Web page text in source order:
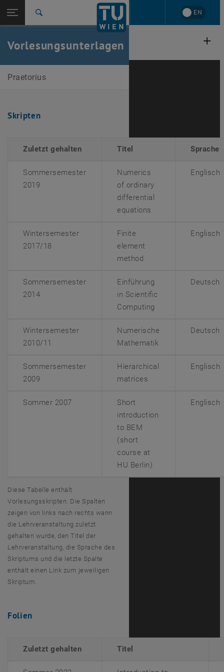
TU Login EN
Quicklinks
Quicklinks-Menü umschalten
Studium
Karriere
Zur 1. Menü Ebene
Dirk Praetorius
Vorlesungsunterlagen
Praetorius
Skripten
Zuletzt gehalten Titel Sprache
Sommersemester
2019
Numerics
of ordinary
differential
equations
Englisch
Wintersemester
2017/18
Finite
element
method
Englisch
Sommersemester
2014
Einführung
in Scientific
Computing
Deutsch
Wintersemester
2010/11
Numerische
Mathematik
Deutsch
Sommersemester
2009
Hierarchical
matrices
Englisch
Sommer 2007
Short
introduction
to BEM
(short
course at
HU Berlin)
Englisch
Diese Tabelle enthält
Vorlesungsskripten. Die Spalten
zeigen von links nach rechts wann
die Lehrveranstaltung zuletzt
gehalten wurde, den Titel der
Lehrveranstaltung, die Sprache des
Skriptums und die letzte Spalte
enthält einen Link zum jeweiligen
Skriptum.
Folien
Zuletzt gehalten Titel